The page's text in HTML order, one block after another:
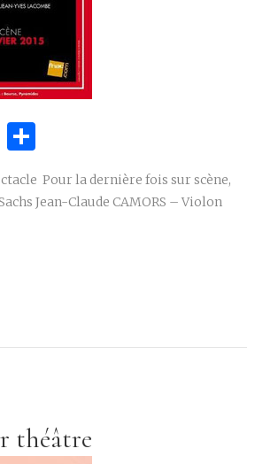
Pinterest
Pour la dernière fois sur scène,
Jean-Claude CAMORS – Violon
théâtre